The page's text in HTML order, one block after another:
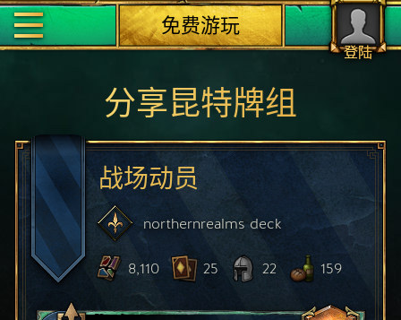
登陆
免费游玩
分享昆特牌组
战场动员
northernrealmsdeck
8,110 25 22 159